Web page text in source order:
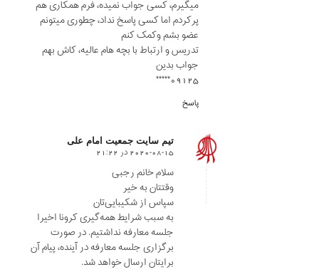
میگیرم، کسی جواب نمیده، فرم همکاری هم
پرکردم اما کسی پاسخ نداد، چطوری میتونم
عضو بشم وکمک کنم
تدریس و ارتباط با بچه هام عالیه، کاش بهم
جواب بدین
09125*****
پاسخ
تیم سایت جمعیت امام علی
says:
2020-08-15 در 21:22
سلام خانم رجبی
وقتتان به خیر
سپاس از شکیبایی‌تان
به سبب شرایط همه‌گیری کرونا اخیرا
جلسه معارفه نداشتیم. در صورت
برگزاری جلسه معارفه در آینده، پیام آن
برایتان ارسال خواهد شد.